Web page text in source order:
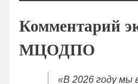
Комментарий
МЦОДПО
«В 2026 году мы